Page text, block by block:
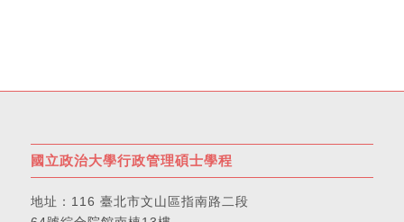
國立政治大學行政管理碩士學程
地址： 116 臺北市文山區指南路二段